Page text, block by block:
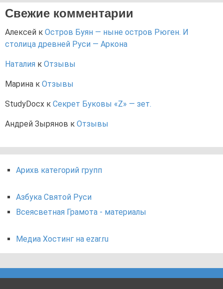
Свежие комментарии
Алексей к Остров Буян — ныне остров Рюген. И
столица древней Руси — Аркона
Наталия к Отзывы
Марина к Отзывы
StudyDocx к Секрет Буковы «Z» — зет.
Андрей Зырянов к Отзывы
Арихв категорий групп
Азбука Святой Руси
Всеясветная Грамота - материалы
Медиа Хостинг на ezar.ru